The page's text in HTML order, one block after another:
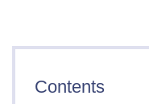
Contents